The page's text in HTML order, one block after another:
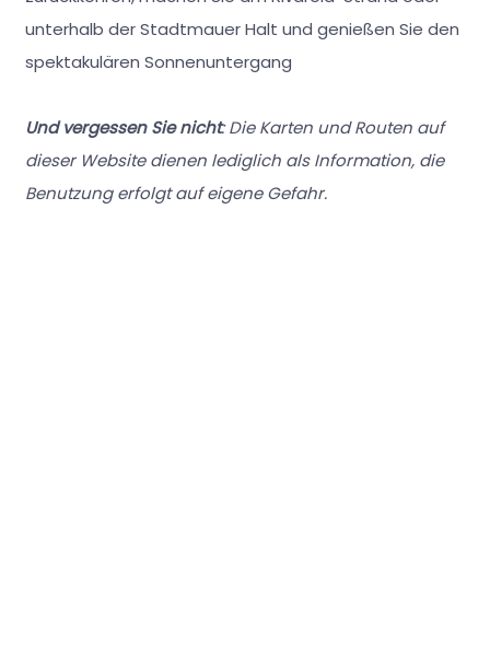
unterhalb der Stadtmauer Halt und genießen Sie den
spektakulären Sonnenuntergang
Und vergessen Sie nicht: Die Karten und Routen auf
dieser Website dienen lediglich als Information, die
Benutzung erfolgt auf eigene Gefahr.